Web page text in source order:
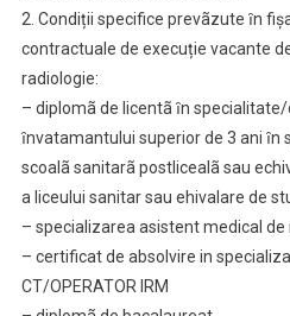
2. Condiții specifice prevãzute ȋn
contractuale de execuție vacante
radiologie:
– diplomã de licentã ȋn
ȋnvatamantului superior de 3 ani ȋn
scoalã sanitarã postlicealã sau
a liceului sanitar sau ehivalare de
– specializarea asistent medical de
– certificat de absolvire in
CT/OPERATOR IRM